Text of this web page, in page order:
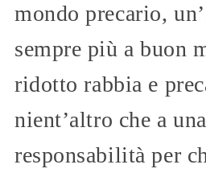
mondo precario,
sempre più a buon
ridotto rabbia e
nient’altro che a
responsabilità per